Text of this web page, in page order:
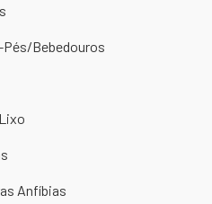
Bebedouros
Anfíbias